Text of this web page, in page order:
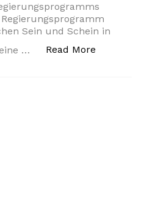
Regierungsprogramm
Sein und Schein in
…
Read More